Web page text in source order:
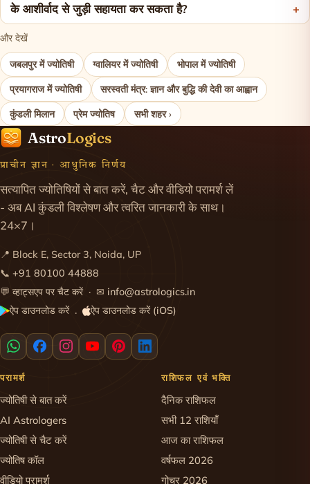
के आशीर्वाद से जुड़ी सहायता कर सकता है?
और देखें
जबलपुर में ज्योतिषी ग्वालियर में ज्योतिषी भोपाल में ज्योतिषी
प्रयागराज में ज्योतिषी सरस्वती मंत्र: ज्ञान और बुद्धि की देवी का आह्वान
कुंडली मिलान प्रेम ज्योतिष सभी शहर ›
AstroLogics
प्राचीन ज्ञान · आधुनिक निर्णय
सत्यापित ज्योतिषियों से बात करें, चैट और वीडियो परामर्श लें
- अब AI कुंडली विश्लेषण और त्वरित जानकारी के साथ।
24×7।
📍 Block E, Sector 3, Noida, UP
📞 +91 80100 44888
💬 व्हाट्सएप पर चैट करें · ✉ info@astrologics.in
ऐप डाउनलोड करें· ऐप डाउनलोड करें (iOS)
परामर्श
ज्योतिषी से बात करें
AI Astrologers
ज्योतिषी से चैट करें
ज्योतिष कॉल
वीडियो परामर्श
राशिफल एवं भक्ति
दैनिक राशिफल
सभी 12 राशियाँ
आज का राशिफल
वर्षफल 2026
गोचर 2026